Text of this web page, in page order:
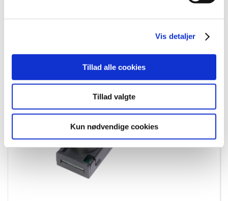
Vis detaljer
Tillad alle cookies
Tillad valgte
Kun nødvendige cookies